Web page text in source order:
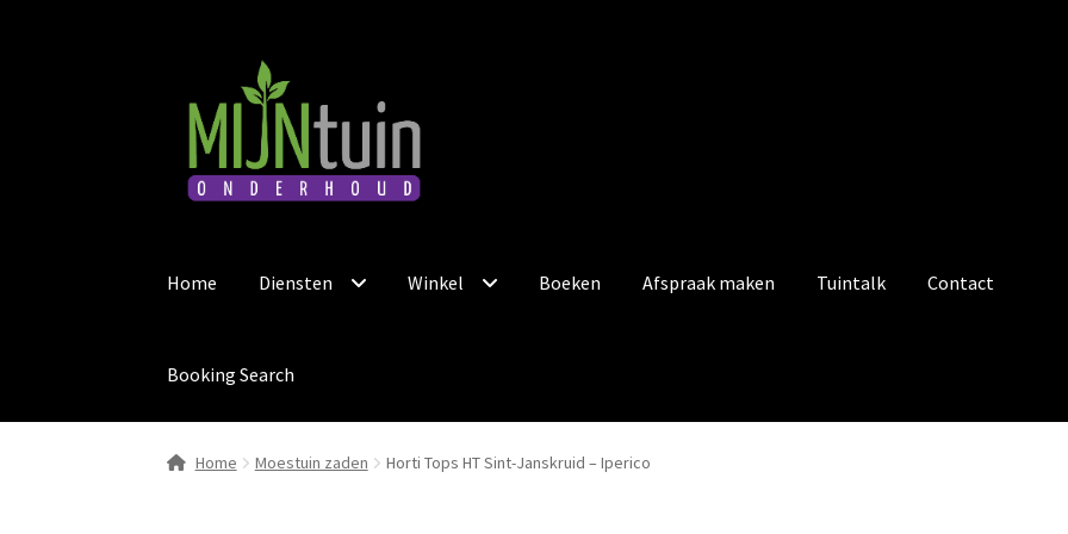
naar
navigatie
inhoud
Home Diensten Winkel Boeken Afspraak maken Tuintalk Contact
Booking Search
Home Moestuin zaden Horti Tops HT Sint-Janskruid – Iperico